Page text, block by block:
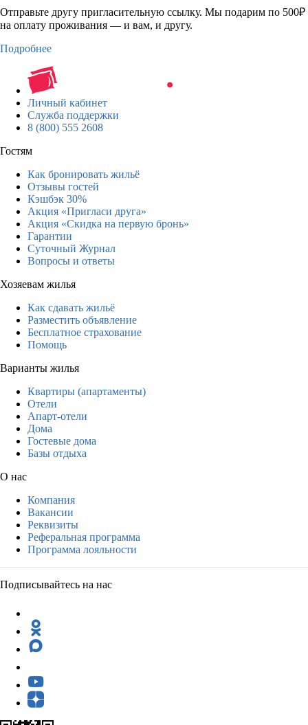
Отправьте другу пригласительную ссылку. Мы подарим по 500₽
на оплату проживания — и вам, и другу.
Подробнее
Личный кабинет
Служба поддержки
8 (800) 555 2608
Гостям
Как бронировать жильё
Отзывы гостей
Кэшбэк 30%
Акция «Пригласи друга»
Акция «Скидка на первую бронь»
Гарантии
Суточный Журнал
Вопросы и ответы
Хозяевам жилья
Как сдавать жильё
Разместить объявление
Бесплатное страхование
Помощь
Варианты жилья
Квартиры (апартаменты)
Отели
Апарт-отели
Дома
Гостевые дома
Базы отдыха
О нас
Компания
Вакансии
Реквизиты
Реферальная программа
Программа лояльности
Подписывайтесь на нас